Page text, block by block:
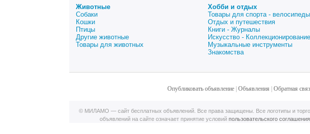
Животные
Собаки
Кошки
Птицы
Другие животные
Товары для животных
Хобби и отдых
Товары для спорта - велосипеды
Отдых и путешествия
Книги - Журналы
Искусство - Коллекционирование
Музыкальные инструменты
Знакомства
Опубликовать объявление| Объявления Обратная
© МИЛАМО — сайт бесплатных объявлений. Все права защищены. Все логотипы и
объявлений на сайте означает принятие условий пользовательского соглашения